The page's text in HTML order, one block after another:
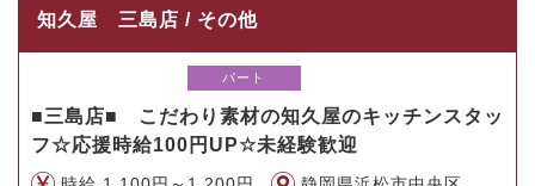
知久屋 三島店 / その他
パート
■三島店■ こだわり素材の知久屋のキッチンスタッ
フ☆応援時給100円UP☆未経験歓迎